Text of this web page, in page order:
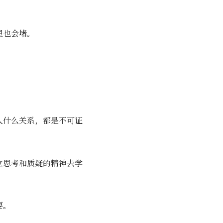
会堵。
么关系，都是不可证
考和质疑的精神去学